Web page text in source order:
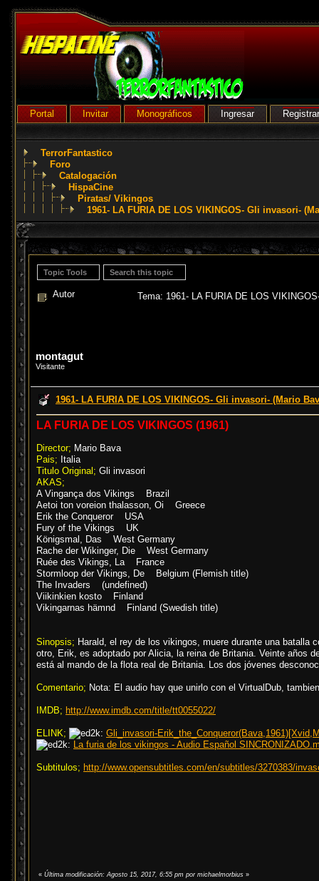
Portal Invitar Monográficos Ingresar
TerrorFantastico
Foro
Catalogación
HispaCine
Piratas/ Vikingos
1961- LA FURIA DE LOS VIKINGOS- Gli invasori-
Topic Tools Search this topic
Autor Tema: 1961- LA FURIA DE LOS
montagut
Visitante
1961- LA FURIA DE LOS VIKINGOS- Gli invasori- (Mario
LA FURIA DE LOS VIKINGOS (1961)
Director; Mario Bava
Pais; Italia
Titulo Original; Gli invasori
AKAS;
A Vingança dos Vikings Brazil
Aetoi ton voreion thalasson, Oi Greece
Erik the Conqueror USA
Fury of the Vikings UK
Königsmal, Das West Germany
Rache der Wikinger, Die West Germany
Ruée des Vikings, La France
Stormloop der Vikings, De Belgium (Flemish title)
The Invaders (undefined)
Viikinkien kosto Finland
Vikingarnas hämnd Finland (Swedish title)
Sinopsis; Harald, el rey de los vikingos, muere durante una
otro, Erik, es adoptado por Alicia, la reina de Britania. Veinte años
está al mando de la flota real de Britania. Los dos jóvenes
Comentario; Nota: El audio hay que unirlo con el VirtualDub,
IMDB; http://www.imdb.com/title/tt0055022/
ELINK;
Gli_invasori-
La furia de los vikingos - Audio Español
Subtitulos; http://www.opensubtitles.com/en/subtitles/3270383/
« Última modificación: Agosto 15, 2017, 6:55 pm por michaelmorbius »